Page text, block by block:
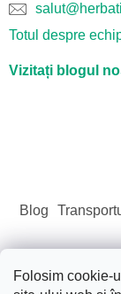
Folosim cookie-
Totul despre
Vizitați blogul
Blog